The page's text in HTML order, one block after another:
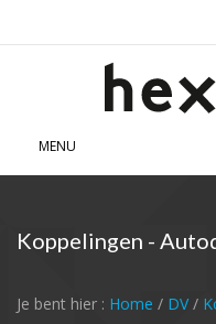
MENU
Koppelingen -
Je bent hier : Home / DV/